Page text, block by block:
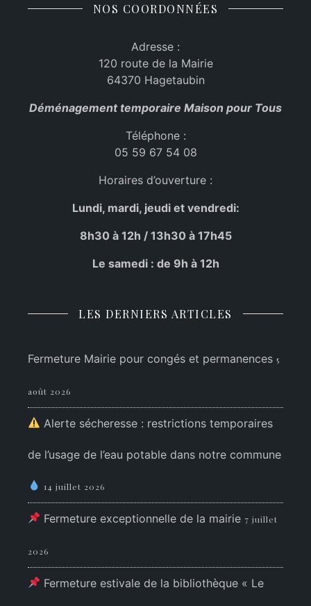
NOS COORDONNÉES
Adresse :
120 route de la Mairie
64370 Hagetaubin
Déménagement temporaire Maison pour Tous
Téléphone :
05 59 67 54 08
Horaires d’ouverture :
Lundi, mardi, jeudi et vendredi:
8h30 à 12h / 13h30 à 17h45
Le samedi : de 9h à 12h
LES DERNIERS ARTICLES
Fermeture Mairie pour congés et permanences 5
août 2026
Alerte sécheresse : restrictions temporaires
de l’usage de l’eau potable dans notre commune
14 juillet 2026
Fermeture exceptionnelle de la mairie 7 juillet
2026
Fermeture estivale de la bibliothèque « Le